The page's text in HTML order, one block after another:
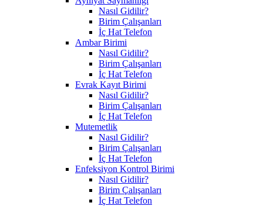
Nasıl Gidilir?
Birim Çalışanları
İç Hat Telefon
Ambar Birimi
Nasıl Gidilir?
Birim Çalışanları
İç Hat Telefon
Evrak Kayıt Birimi
Nasıl Gidilir?
Birim Çalışanları
İç Hat Telefon
Mutemetlik
Nasıl Gidilir?
Birim Çalışanları
İç Hat Telefon
Enfeksiyon Kontrol Birimi
Nasıl Gidilir?
Birim Çalışanları
İç Hat Telefon